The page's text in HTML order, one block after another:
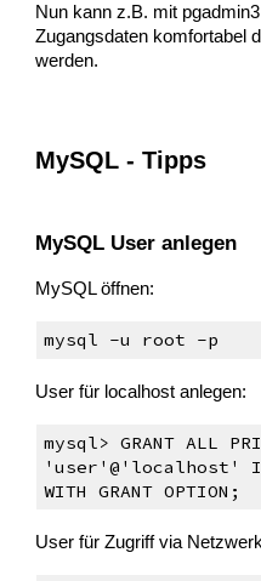
Nun kann z.B. mit
Zugangsdaten komfortabel
werden.
MySQL - Tipps
MySQL User anlegen
MySQL öffnen:
mysql -u root -p
User für localhost anlegen:
mysql> GRANT ALL
'user'@'localhost'
WITH GRANT OPTION;
User für Zugriff via